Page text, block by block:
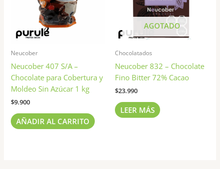
Neucober
Neucober 407 S/A –
Chocolate para Cobertura y
Moldeo Sin Azúcar 1 kg
$9.900
AÑADIR AL CARRITO
AGOTADO
Chocolatados
Neucober 832 – Chocolate
Fino Bitter 72% Cacao
$23.990
LEER MÁS